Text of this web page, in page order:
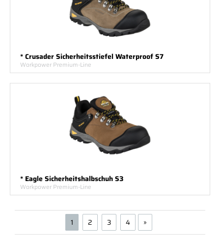
* Crusader Sicherheitsstiefel Waterproof S7
Workpower Premium-Line
* Eagle Sicherheitshalbschuh S3
Workpower Premium-Line
1 2 3 4 »